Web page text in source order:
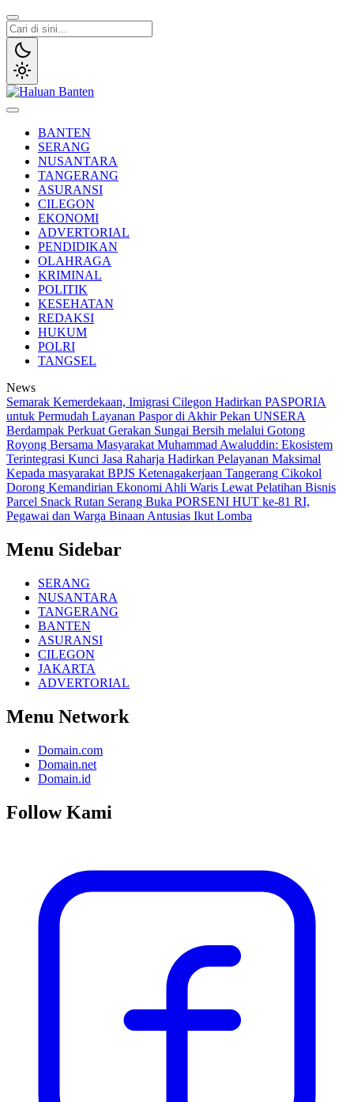
Lewati
ke
konten
BANTEN
SERANG
NUSANTARA
TANGERANG
ASURANSI
CILEGON
EKONOMI
ADVERTORIAL
PENDIDIKAN
OLAHRAGA
KRIMINAL
POLITIK
KESEHATAN
REDAKSI
HUKUM
POLRI
TANGSEL
News
Semarak Kemerdekaan, Imigrasi Cilegon Hadirkan PASPORIA
untuk Permudah Layanan Paspor di Akhir Pekan UNSERA
Berdampak Perkuat Gerakan Sungai Bersih melalui Gotong
Royong Bersama Masyarakat Muhammad Awaluddin: Ekosistem
Terintegrasi Kunci Jasa Raharja Hadirkan Pelayanan Maksimal
Kepada masyarakat BPJS Ketenagakerjaan Tangerang Cikokol
Dorong Kemandirian Ekonomi Ahli Waris Lewat Pelatihan Bisnis
Parcel Snack Rutan Serang Buka PORSENI HUT ke-81 RI,
Pegawai dan Warga Binaan Antusias Ikut Lomba
Menu Sidebar
SERANG
NUSANTARA
TANGERANG
BANTEN
ASURANSI
CILEGON
JAKARTA
ADVERTORIAL
Menu Network
Domain.com
Domain.net
Domain.id
Follow Kami